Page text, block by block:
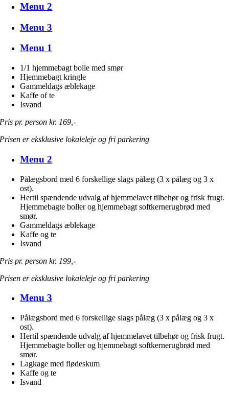
Menu 2
Menu 3
Menu 1
1/1 hjemmebagt bolle med smør
Hjemmebagt kringle
Gammeldags æblekage
Kaffe of te
Isvand
Pris pr. person kr. 169,-
Prisen er eksklusive lokaleleje og fri parkering
Menu 2
Pålægsbord med 6 forskellige slags pålæg (3 x pålæg og 3 x
ost).
Hertil spændende udvalg af hjemmelavet tilbehør og frisk frugt.
Hjemmebagte boller og hjemmebagt softkernerugbrød med
smør.
Gammeldags æblekage
Kaffe og te
Isvand
Pris pr. person kr. 199,-
Prisen er eksklusive lokaleleje og fri parkering
Menu 3
Pålægsbord med 6 forskellige slags pålæg (3 x pålæg og 3 x
ost).
Hertil spændende udvalg af hjemmelavet tilbehør og frisk frugt.
Hjemmebagte boller og hjemmebagt softkernerugbrød med
smør.
Lagkage med flødeskum
Kaffe og te
Isvand